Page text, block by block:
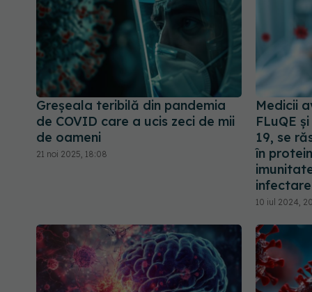
Greșeala teribilă din pandemia
de COVID care a ucis zeci de mii
de oameni
21 noi 2025, 18:08
Medicii
FLuQE
19, se
în
10 iul 2024,